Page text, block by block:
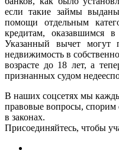
если такие займы
помощи отдельным
кредитам, оказавшимся
Указанный вычет могут
недвижимость в
возрасте до 18 лет, а
признанных судом
В наших соцсетях мы
правовые вопросы, спорим
в законах.
Присоединяйтесь, чтобы